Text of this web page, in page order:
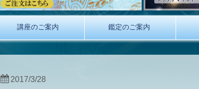
講座のご案内 鑑定のご案内
2017/3/28